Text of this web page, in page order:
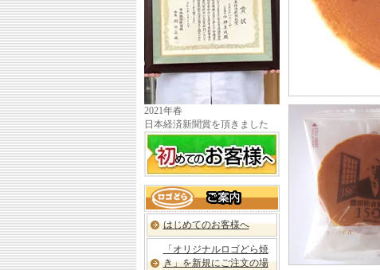
っ
い
ま
せ
2021年春
日本経済新聞賞を頂きました
初
め
て
の
お
客
様
へ
ロ
ゴ
ど
ら
Ⓡ「ど
ら
はじめてのお客様へ
「オリジナルロゴどら焼
き」を新規にご注文の場